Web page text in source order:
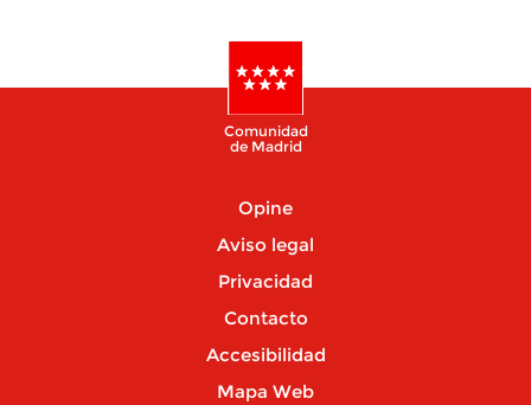
Comunidad
de Madrid
Opine
Aviso legal
Privacidad
Contacto
Accesibilidad
Mapa Web